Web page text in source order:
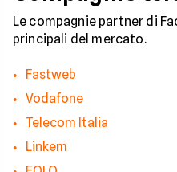
Le compagnie partner di
principali del mercato.
Fastweb
Vodafone
Telecom Italia
Linkem